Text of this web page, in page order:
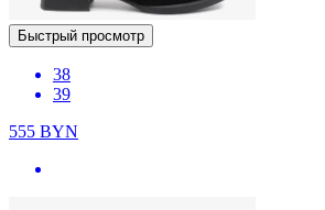
Быстрый просмотр
38
39
555 BYN